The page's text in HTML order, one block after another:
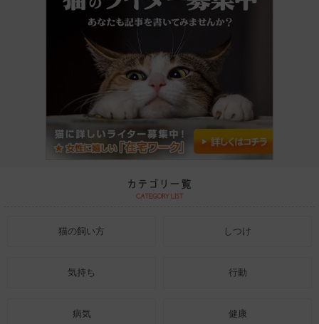
猫の飼い方 しつけ
気持ち 行動
病気 健康